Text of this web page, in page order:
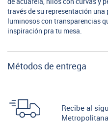
de acuarela, hilos con curvas y
través de su representación
luminosos con transparencias
inspiración pra tu mesa.
Métodos de entrega
Recibe al